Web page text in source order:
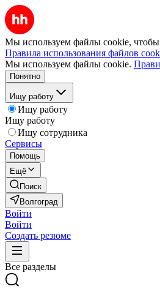
Мы используем файлы cookie, чтобы
Правила использования файлов
Мы используем файлы cookie.
Понятно
Ищу работу
Ищу работу
Ищу работу
Ищу сотрудника
Сервисы
Помощь
Ещё
Поиск
Волгоград
Войти
Войти
Создать резюме
Все разделы